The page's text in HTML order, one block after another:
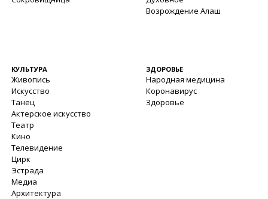
Возрождение Алаш
КУЛЬТУРА
Живопись
Искусство
Танец
Актерское искусство
Театр
Кино
Телевидение
Цирк
Эстрада
Медиа
Архитектура
ЗДОРОВЬЕ
Народная медицина
Коронавирус
Здоровье